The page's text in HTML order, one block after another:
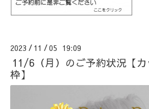
2023 / 11 /05 19:09
11/6（月）のご予約状況【カ
枠】